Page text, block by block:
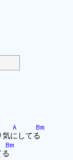
A
Bm
にしてる
Bm